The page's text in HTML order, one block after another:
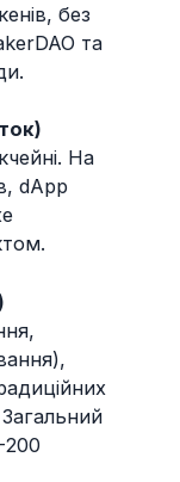
без
та
На
dApp
200